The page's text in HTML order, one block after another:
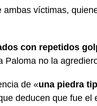
víctimas,
con repetidos
Paloma no la
de «una piedra
deducen que fue el